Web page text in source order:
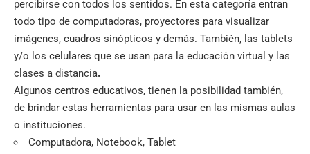
percibirse con todos los sentidos. En esta categoría entran
todo tipo de computadoras, proyectores para visualizar
imágenes, cuadros sinópticos y demás. También, las tablets
y/o los celulares que se usan para la educación virtual y las
clases a distancia.
Algunos centros educativos, tienen la posibilidad también,
de brindar estas herramientas para usar en las mismas aulas
o instituciones.
Computadora, Notebook, Tablet